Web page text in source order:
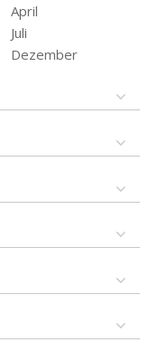
April
Juli
Dezember